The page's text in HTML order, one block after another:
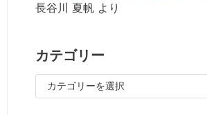
長谷川 夏帆 より
カテゴリー